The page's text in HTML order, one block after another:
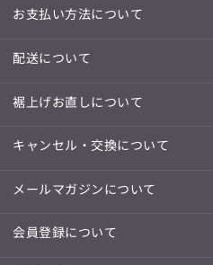
お支払い方法について
配送について
裾上げお直しについて
キャンセル・交換について
メールマガジンについて
会員登録について